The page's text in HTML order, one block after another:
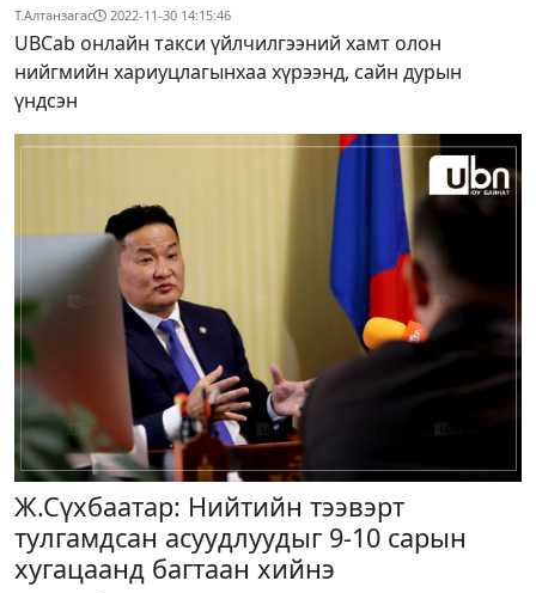
Т.Алтанзагас 2022-11-30 14:15:46
UBCab онлайн такси үйлчилгээний хамт олон
нийгмийн хариуцлагынхаа хүрээнд, сайн дурын
үндсэн
Ж.Сүхбаатар: Нийтийн тээвэрт
тулгамдсан асуудлуудыг 9-10 сарын
хугацаанд багтаан хийнэ